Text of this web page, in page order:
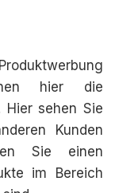
hier die
Hier sehen Sie
Kunden
Sie einen
im Bereich